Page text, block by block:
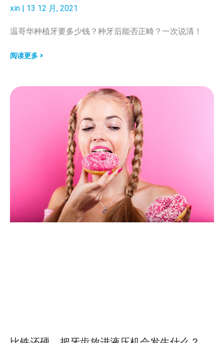
xin 13 12 月, 2021
温哥华种植牙要多少钱？种牙后能否正畸？一次说清！
阅读更多 >